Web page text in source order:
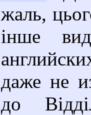
жаль,
інше
даже не
до